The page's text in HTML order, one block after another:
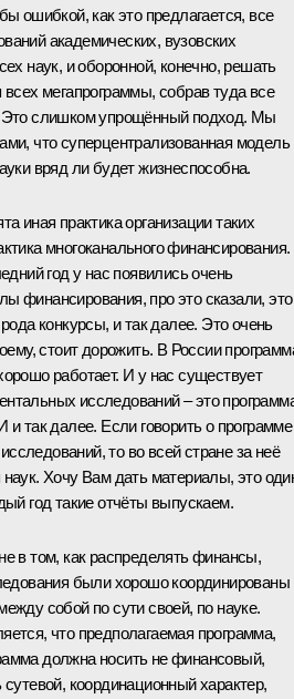
ошибкой, как это предлагается, все
академических, вузовских
наук, и оборонной, конечно, решать
мегапрограммы, собрав туда все
Это слишком упрощённый подход. Мы
что суперцентрализованная модель
вряд ли будет жизнеспособна.
иная практика организации таких
многоканального финансирования.
год у нас появились очень
финансирования, про это сказали, это
конкурсы, и так далее. Это очень
стоит дорожить. В России
работает. И у нас существует
исследований ‒ это
и так далее. Если говорить о программе
то во всей стране за неё
Хочу Вам дать материалы, это
год такие отчёты выпускаем.
в том, как распределять финансы,
были хорошо координированы
собой по сути своей, по науке.
что предполагаемая программа,
должна носить не финансовый,
координационный характер,